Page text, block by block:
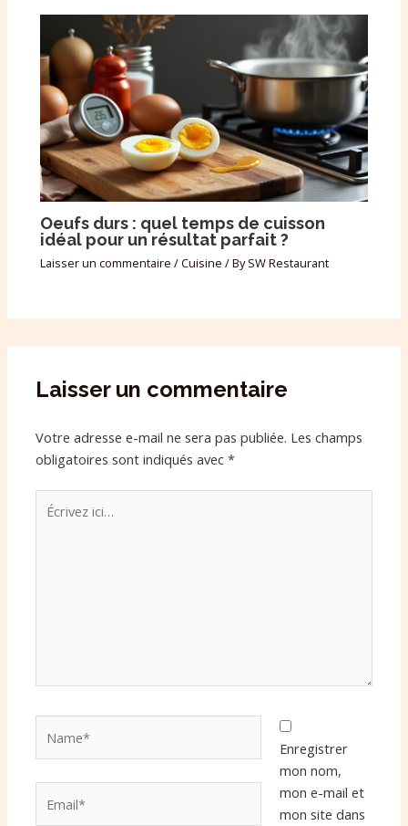
Oeufs durs : quel temps de cuisson
idéal pour un résultat parfait ?
Laisser un commentaire /Cuisine / BySW Restaurant
Laisser un commentaire
Votre adresse e-mail ne sera pas publiée. Les champs
obligatoires sont indiqués avec*
Écrivez
ici…
Enregistrer
mon nom,
mon e-mail et
mon site dans